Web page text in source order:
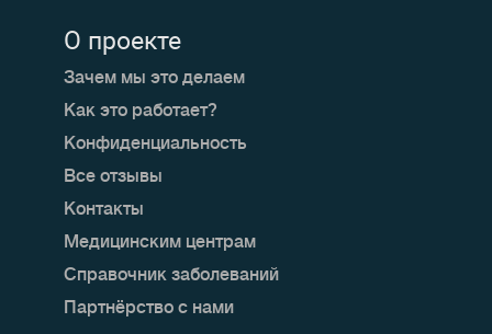
О проекте
Зачем мы это делаем
Как это работает?
Конфиденциальность
Все отзывы
Контакты
Медицинским центрам
Справочник заболеваний
Партнёрство с нами